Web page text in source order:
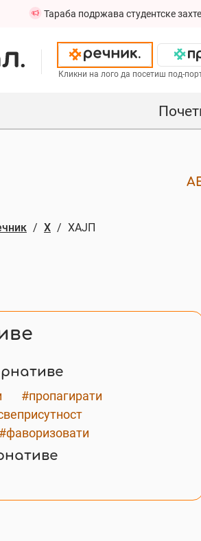
Тараба подржава студентске
Кликни на лого да посетиш под-
А
Х ХАЈП
#пропагирати
#фаворизовати